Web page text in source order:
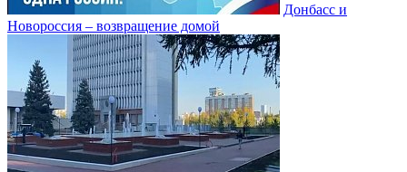
Донбасс и
Новороссия – возвращение домой